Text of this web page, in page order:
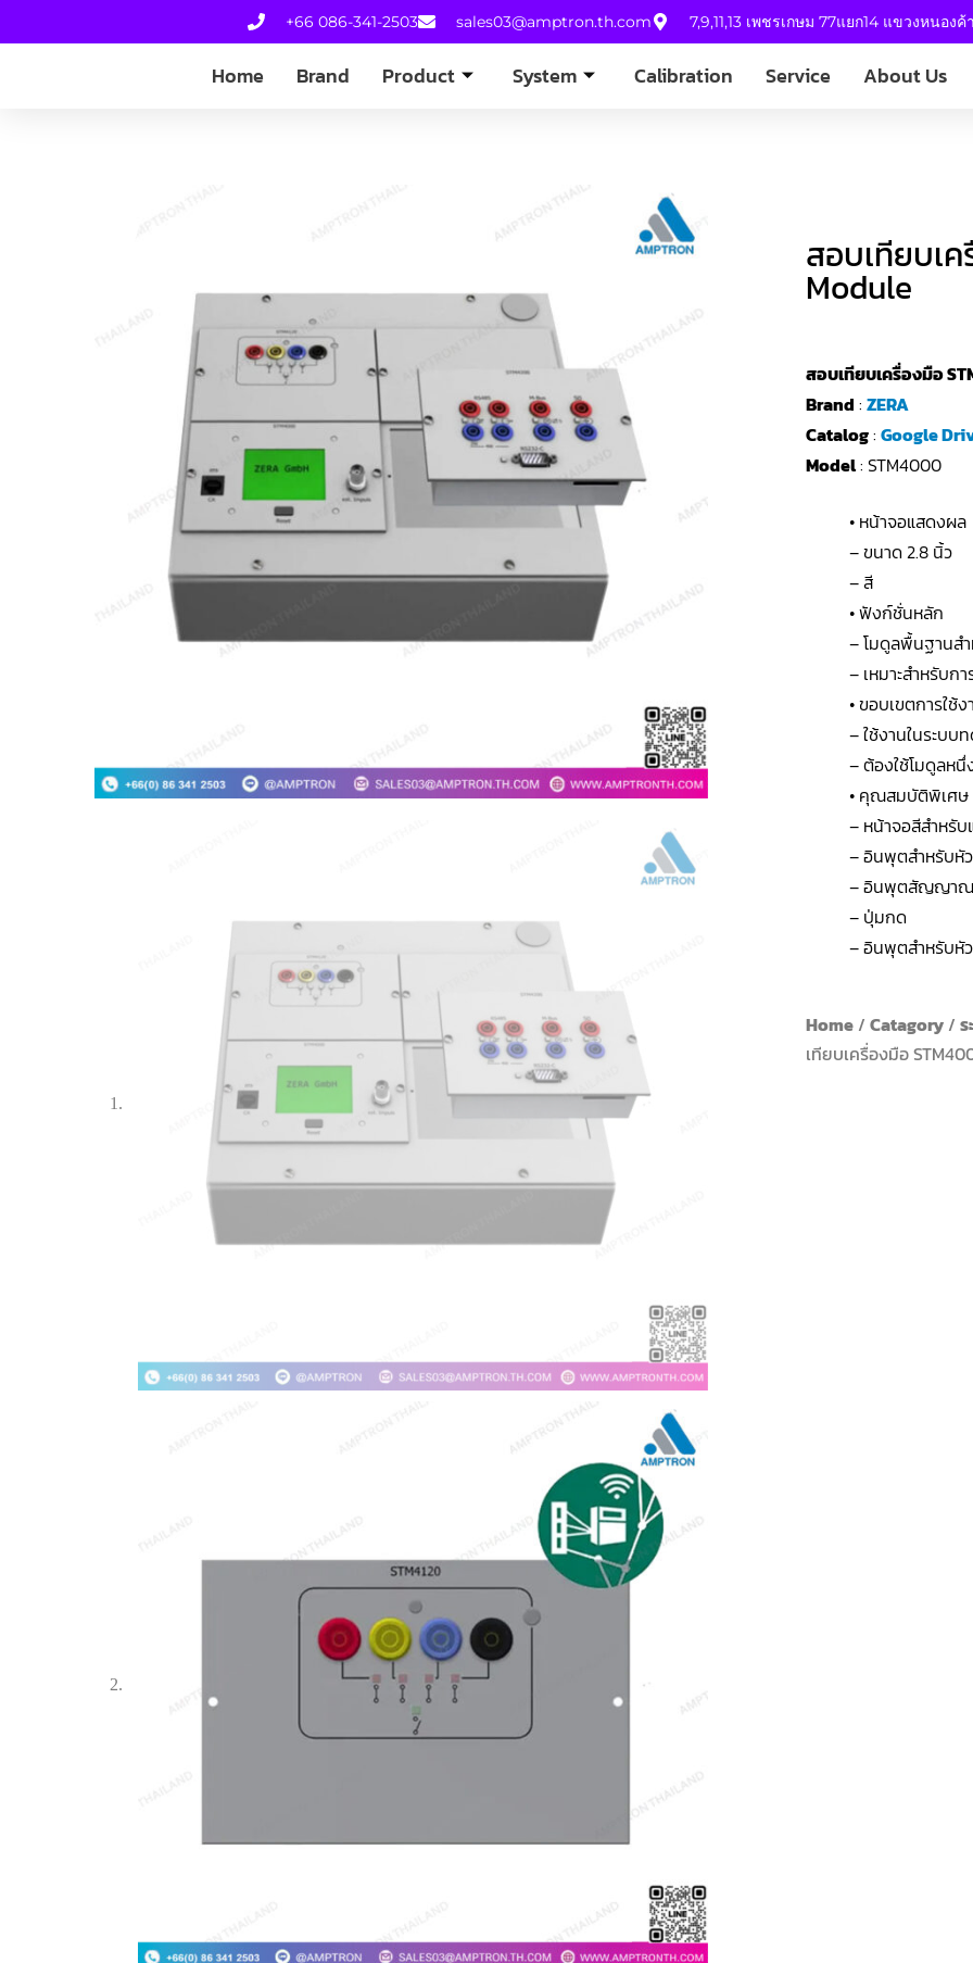
+66 086-341-2503 sales03@amptron.th.com 7,9,11,13 เพชรเกษม 77แยก14 แขวงหนอ
Home Brand Product System Calibration Service About Us
สอบเทียบเ
Module
สอบเทียบเครื่องมือ
Brand : ZERA
Catalog: Google
Model: STM4000
• หน้าจอแสดงผล
– ขนาด 2.8 นิ้ว
– สี
• ฟังก์ชั่นหลัก
– โมดูลพื้นฐานส
– เหมาะสำหรับก
• ขอบเขตการใช้
– ใช้งานในระบบ
– ต้องใช้โมดูลห
• คุณสมบัติพิเศษ
– หน้าจอสีสำหรั
– อินพุตสำหรับหั
– อินพุตสัญญาณ
– ปุ่มกด
– อินพุตสำหรับหั
Home / Catagory /
เทียบเครื่องมือ